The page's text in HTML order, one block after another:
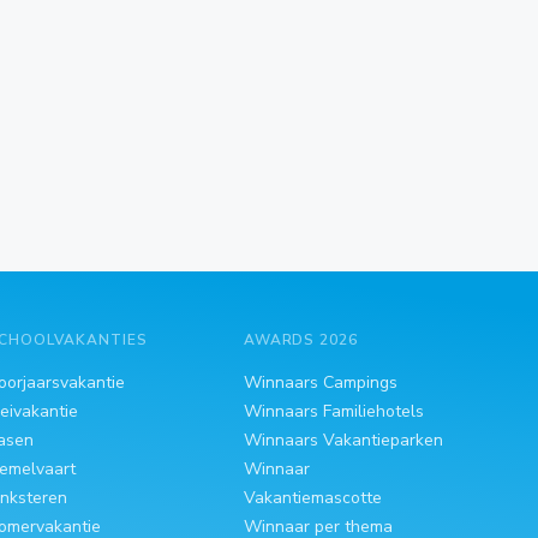
AWARDS 2026
Winnaars Campings
Winnaars Familiehotels
Winnaars Vakantieparken
Winnaar
Vakantiemascotte
Winnaar per thema